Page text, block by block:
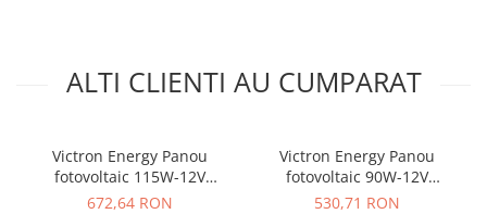
ALTI CLIENTI AU CUMPARAT
Victron Energy Panou
fotovoltaic 115W-12V
monocristalin Solar Panel
672,64 RON
Victron Energy Panou
fotovoltaic 90W-12V
monocristalin Solar Panel
530,71 RON